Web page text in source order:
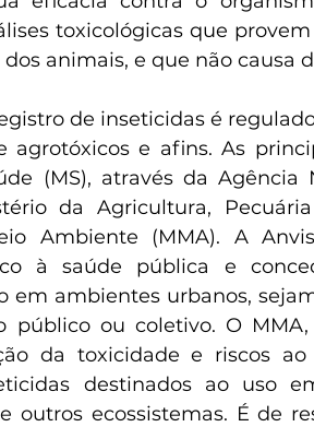
toxicológicas que
animais, e que não causa
agrotóxicos e afins. As
(MS), através da
da Agricultura,
Ambiente (MMA). A
à saúde pública e
em ambientes urbanos,
público ou coletivo. O
da toxicidade e riscos
destinados ao uso
outros ecossistemas. É de